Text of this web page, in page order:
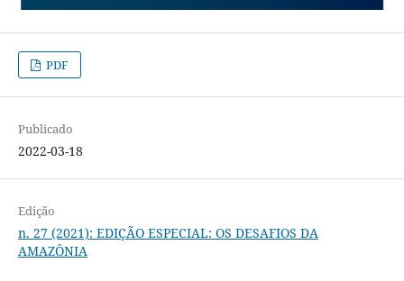
PDF
Publicado
2022-03-18
Edição
n. 27 (2021): EDIÇÃO ESPECIAL: OS DESAFIOS DA
AMAZÔNIA